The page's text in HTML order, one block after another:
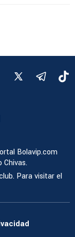
Bolavip.com
Chivas.
Para visitar el